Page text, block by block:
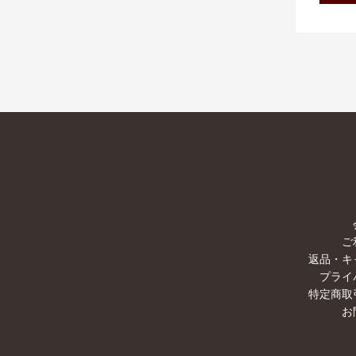
ご
返品・キ
プライ
特定商取
お